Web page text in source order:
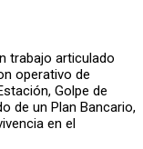
trabajo articulado
operativo de
Golpe de
de un Plan Bancario,
en el